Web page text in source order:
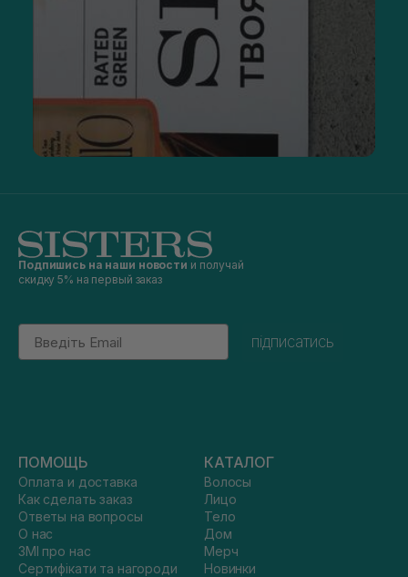
При подборемужской линии по уходу за волосами
нужно ориентироваться на тип, структуру и общее
состояние волос, задачи, которые решает конкретное
средство. Особенно важен правильный выбор косметики
для обладателей пористых, легких и тонких волос. При
наличии проблемы роста или выпадения, в
найти качественные продуктов с уникальными
запатентованными формулами и доказанной
эффективностью.
Мужскую косметику и наборы можно
заказатьсдоставкойв Киев и другой город Украины.
Подпишись на наши новости и получай
скидку 5% на первый заказ
Email
підписатись
ПОМОЩЬ
Оплата и доставка
Как сделать заказ
Ответы на вопросы
О нас
ЗМІ про нас
Сертифікати та нагороди
КАТАЛОГ
Волосы
Лицо
Тело
Дом
Мерч
Новинки